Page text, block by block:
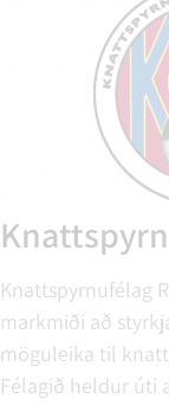
Knattspyrnufélag
markmiði að
möguleika til
Félagið heldur úti